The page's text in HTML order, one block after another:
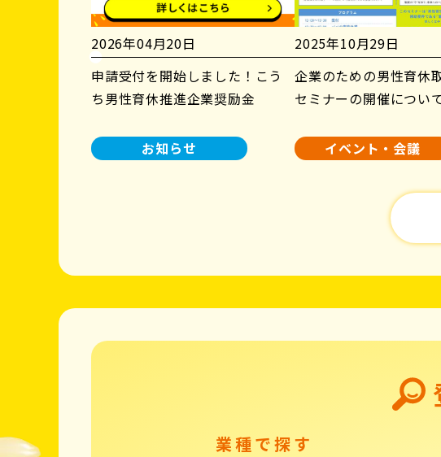
2026年04月20日
申請受付を開始しました！こう
ち男性育休推進企業奨励金
お知らせ
2025年10月29日
企業のための男性育休
セミナーの開催につい
イベント・会議
業種で探す